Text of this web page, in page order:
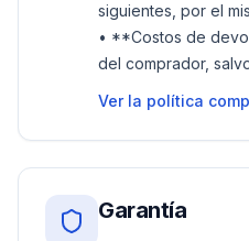
siguientes, por el
• **Costos de
del comprador,
Ver la política
Garantía